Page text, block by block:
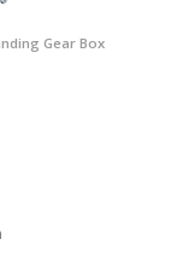
Gear Box